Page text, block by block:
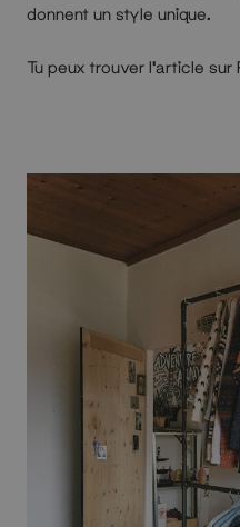
donnent un style unique.
Tu peux trouver l'article sur